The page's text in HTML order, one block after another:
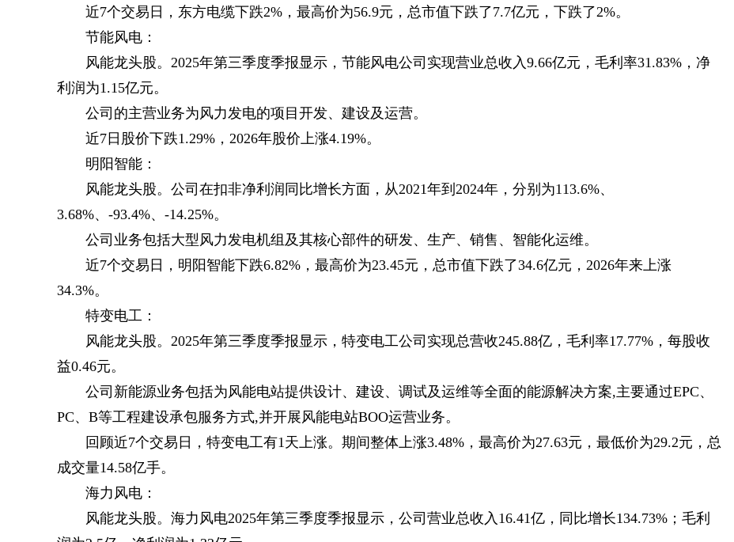
近7个交易日，东方电缆下跌2%，最高价为56.9元，总市值下跌了7.7亿元，下跌了2%。
节能风电：
风能龙头股。2025年第三季度季报显示，节能风电公司实现营业总收入9.66亿元，毛利率31.83%，净
利润为1.15亿元。
公司的主营业务为风力发电的项目开发、建设及运营。
近7日股价下跌1.29%，2026年股价上涨4.19%。
明阳智能：
风能龙头股。公司在扣非净利润同比增长方面，从2021年到2024年，分别为113.6%、
3.68%、-93.4%、-14.25%。
公司业务包括大型风力发电机组及其核心部件的研发、生产、销售、智能化运维。
近7个交易日，明阳智能下跌6.82%，最高价为23.45元，总市值下跌了34.6亿元，2026年来上涨
34.3%。
特变电工：
风能龙头股。2025年第三季度季报显示，特变电工公司实现总营收245.88亿，毛利率17.77%，每股收
益0.46元。
公司新能源业务包括为风能电站提供设计、建设、调试及运维等全面的能源解决方案,主要通过EPC、
PC、B等工程建设承包服务方式,并开展风能电站BOO运营业务。
回顾近7个交易日，特变电工有1天上涨。期间整体上涨3.48%，最高价为27.63元，最低价为29.2元，总
成交量14.58亿手。
海力风电：
风能龙头股。海力风电2025年第三季度季报显示，公司营业总收入16.41亿，同比增长134.73%；毛利